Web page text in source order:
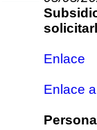
Enlace
Enlace